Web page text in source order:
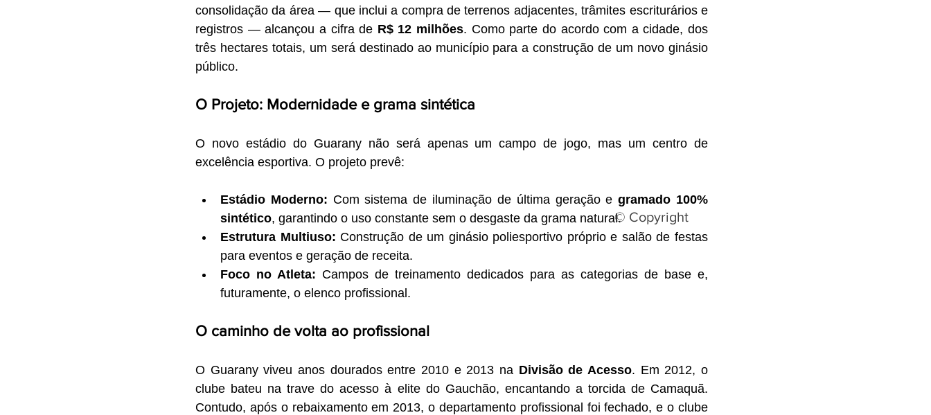
consolidação da área — que inclui a compra de terrenos adjacentes, trâmites escriturários e
registros — alcançou a cifra de R$ 12 milhões. Como parte do acordo com a cidade, dos
três hectares totais, um será destinado ao município para a construção de um novo ginásio
público.
O Projeto: Modernidade e grama sintética
O novo estádio do Guarany não será apenas um campo de jogo, mas um centro de
excelência esportiva. O projeto prevê:
Estádio Moderno: Com sistema de iluminação de última geração e gramado 100%
sintético, garantindo o uso constante sem o desgaste da grama natural.
Estrutura Multiuso: Construção de um ginásio poliesportivo próprio e salão de festas
para eventos e geração de receita.
Foco no Atleta: Campos de treinamento dedicados para as categorias de base e,
futuramente, o elenco profissional.
O caminho de volta ao profissional
O Guarany viveu anos dourados entre 2010 e 2013 na Divisão de Acesso. Em 2012, o
clube bateu na trave do acesso à elite do Gauchão, encantando a torcida de Camaquã.
Contudo, após o rebaixamento em 2013, o departamento profissional foi fechado, e o clube
© Copyright